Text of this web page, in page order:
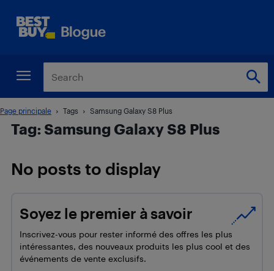
Page principale Tags Samsung Galaxy S8 Plus
Tag: Samsung Galaxy S8 Plus
No posts to display
Soyez le premier à savoir
Inscrivez-vous pour rester informé des offres les plus
intéressantes, des nouveaux produits les plus cool et des
événements de vente exclusifs.